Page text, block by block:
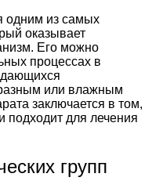
одним из самых
оказывает
Его можно
процессах в
или влажным
заключается в том,
подходит для лечения
групп